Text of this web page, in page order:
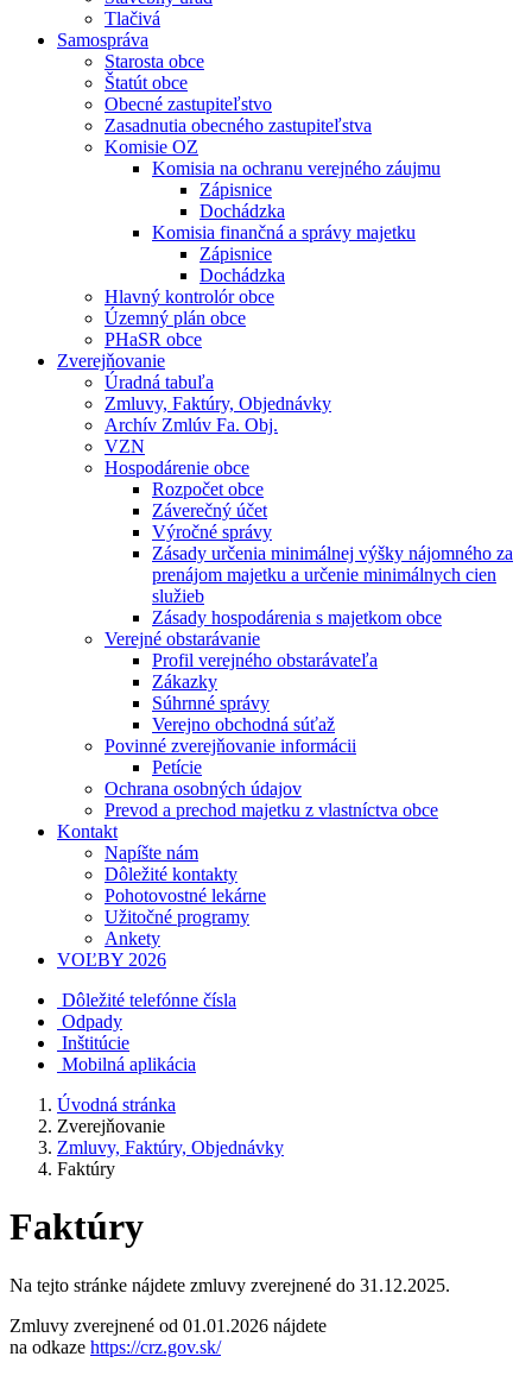
Tlačivá
Samospráva
Starosta obce
Štatút obce
Obecné zastupiteľstvo
Zasadnutia obecného zastupiteľstva
Komisie OZ
Komisia na ochranu verejného záujmu
Zápisnice
Dochádzka
Komisia finančná a správy majetku
Zápisnice
Dochádzka
Hlavný kontrolór obce
Územný plán obce
PHaSR obce
Zverejňovanie
Úradná tabuľa
Zmluvy, Faktúry, Objednávky
Archív Zmlúv Fa. Obj.
VZN
Hospodárenie obce
Rozpočet obce
Záverečný účet
Výročné správy
Zásady určenia minimálnej výšky nájomného za
prenájom majetku a určenie minimálnych cien
služieb
Zásady hospodárenia s majetkom obce
Verejné obstarávanie
Profil verejného obstarávateľa
Zákazky
Súhrnné správy
Verejno obchodná súťaž
Povinné zverejňovanie informácii
Petície
Ochrana osobných údajov
Prevod a prechod majetku z vlastníctva obce
Kontakt
Napíšte nám
Dôležité kontakty
Pohotovostné lekárne
Užitočné programy
Ankety
VOĽBY 2026
Dôležité telefónne čísla
Odpady
Inštitúcie
Mobilná aplikácia
Úvodná stránka
Zverejňovanie
Zmluvy, Faktúry, Objednávky
Faktúry
Faktúry
Na tejto stránke nájdete zmluvy zverejnené do 31.12.2025.
Zmluvy zverejnené od 01.01.2026 nájdete
na odkaze https://crz.gov.sk/